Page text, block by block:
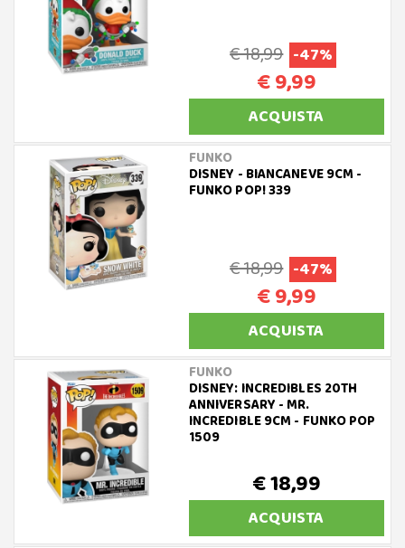
€ 18,99 -47%
€ 9,99
ACQUISTA
FUNKO
DISNEY - BIANCANEVE 9CM -
FUNKO POP! 339
€ 18,99 -47%
€ 9,99
ACQUISTA
FUNKO
DISNEY: INCREDIBLES 20TH
ANNIVERSARY - MR.
INCREDIBLE 9CM - FUNKO POP
1509
€ 18,99
ACQUISTA